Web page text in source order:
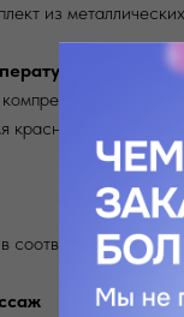
из
45°C ±
и
красный свет с
с